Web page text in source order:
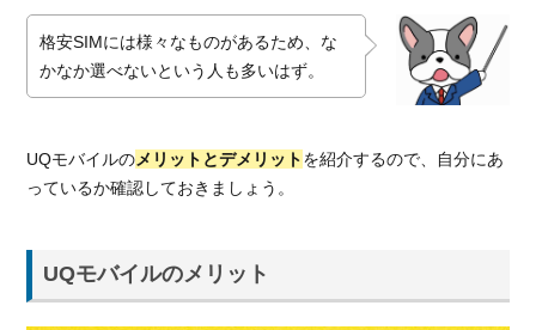
格安SIMには様々なものがあるため、な
かなか選べないという人も多いはず。
UQモバイルのメリットとデメリットを紹介するので、自分にあ
っているか確認しておきましょう。
UQモバイルのメリット